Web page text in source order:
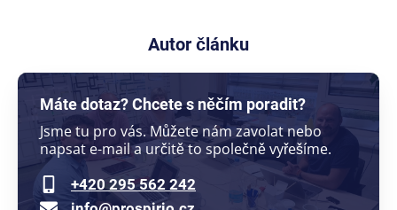
Autor článku
Máte dotaz? Chcete s něčím poradit?
Jsme tu pro vás. Můžete nám zavolat nebo
napsat e-mail a určitě to společně vyřešíme.
+420 295 562 242